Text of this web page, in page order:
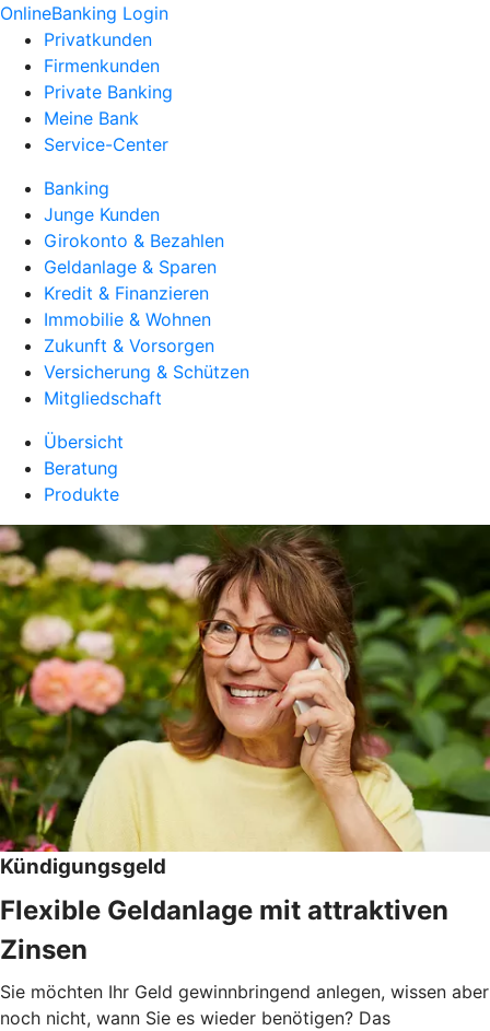
OnlineBanking Login
Privatkunden
Firmenkunden
Private Banking
Meine Bank
Service-Center
Banking
Junge Kunden
Girokonto & Bezahlen
Geldanlage & Sparen
Kredit & Finanzieren
Immobilie & Wohnen
Zukunft & Vorsorgen
Versicherung & Schützen
Mitgliedschaft
Übersicht
Beratung
Produkte
Kündigungsgeld
Flexible Geldanlage mit attraktiven
Zinsen
Sie möchten Ihr Geld gewinnbringend anlegen, wissen aber
noch nicht, wann Sie es wieder benötigen? Das